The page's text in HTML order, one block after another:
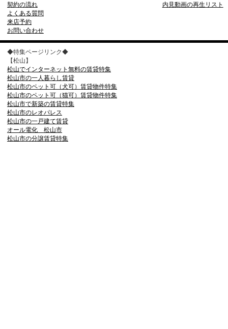
契約の流れ
よくある質問
来店予約
お問い合わせ
内見動画の再生リスト
◆特集ページリンク◆
【松山】
松山でインターネット無料の賃貸特集
松山市の一人暮らし賃貸
松山市のペット可（犬可）賃貸物件特集
松山市のペット可（猫可）賃貸物件特集
松山市で新築の賃貸特集
松山市のレオパレス
松山市の一戸建て賃貸
オール電化 松山市
松山市の分譲賃貸特集